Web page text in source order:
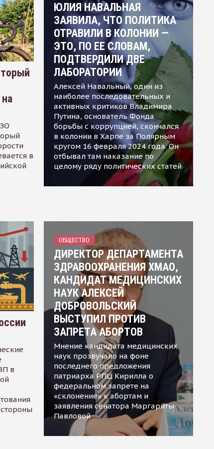
в
ЮЛИЯ НАВАЛЬНАЯ
ЗАЯВИЛА, ЧТО ПОЛИТИКА
ОТРАВИЛИ В КОЛОНИИ —
ЭТО, ПО ЕЕ СЛОВАМ,
ПОДТВЕРДИЛИ ДВЕ
ЛАБОРАТОРИИ
Алексей Навальный, один из
наиболее последовательных и
активных критиков Владимира
Путина, основатель Фонда
борьбы с коррупцией, скончался
в колонии в Харпе за Полярным
кругом 16 февраля 2024 года. Он
отбывал там наказание по
целому ряду политических статей
в
ОБЩЕСТВО
ДИРЕКТОР ДЕПАРТАМЕНТА
ЗДРАВООХРАНЕНИЯ ХМАО,
КАНДИДАТ МЕДИЦИНСКИХ
НАУК АЛЕКСЕЙ
ДОБРОВОЛЬСКИЙ
ВЫСТУПИЛ ПРОТИВ
ЗАПРЕТА АБОРТОВ
Мнение кандидата медицинских
наук прозвучало на фоне
последнего предложения
патриарха РПЦ Кирилла о
федеральном запрете на
«склонение» к абортам и
заявления сенатора Маргариты
Павловой